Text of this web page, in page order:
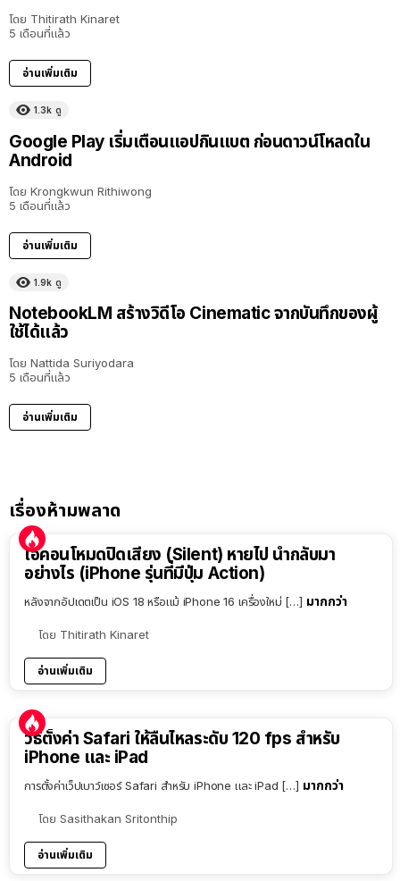
โดย Thitirath Kinaret
5 เดือนที่แล้ว
อ่านเพิ่มเติม
1.3k ดู
Google Play เริ่มเตือนแอปกินแบต ก่อนดาวน์โหลดใน
Android
โดย Krongkwun Rithiwong
5 เดือนที่แล้ว
อ่านเพิ่มเติม
1.9k ดู
NotebookLM สร้างวิดีโอ Cinematic จากบันทึกของผู้
ใช้ได้แล้ว
โดย Nattida Suriyodara
5 เดือนที่แล้ว
อ่านเพิ่มเติม
เรื่องห้ามพลาด
ไอคอนโหมดปิดเสียง (Silent) หายไป นำกลับมา
อย่างไร (iPhone รุ่นที่มีปุ่ม Action)
หลังจากอัปเดตเป็น iOS 18 หรือแม้ iPhone 16 เครื่องใหม่ […] มากกว่า
โดย Thitirath Kinaret
อ่านเพิ่มเติม
วิธีตั้งค่า Safari ให้ลื่นไหลระดับ 120 fps สำหรับ
iPhone และ iPad
การตั้งค่าเว็ปเบาว์เซอร์ Safari สำหรับ iPhone และ iPad […] มากกว่า
โดย Sasithakan Sritonthip
อ่านเพิ่มเติม